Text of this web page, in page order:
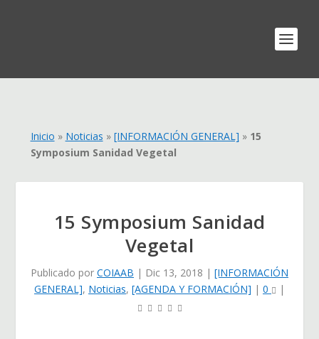
Inicio » Noticias » [INFORMACIÓN GENERAL] » 15
Symposium Sanidad Vegetal
15 Symposium Sanidad
Vegetal
Publicado por COIAAB | Dic 13, 2018 | [INFORMACIÓN
GENERAL], Noticias, [AGENDA Y FORMACIÓN] | 0 |